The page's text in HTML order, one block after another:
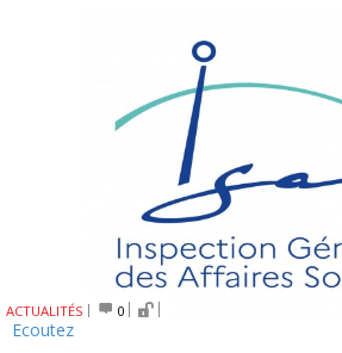
ACTUALITÉS 0
Ecoutez